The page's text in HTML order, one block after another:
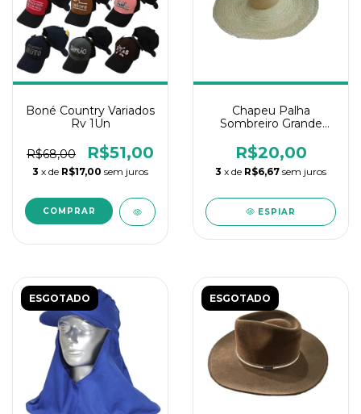
Boné Country Variados
Rv 1Un
R$68,00 R$51,00
3 x de R$17,00 sem juros
Chapeu Palha
Sombreiro Grande
R$20,00
3 x de R$6,67 sem juros
ESPIAR
ESGOTADO ESGOTADO